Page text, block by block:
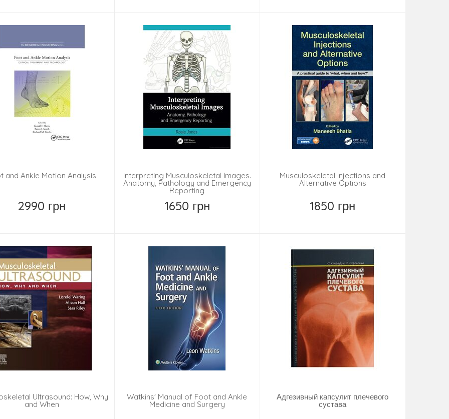
and Ankle Motion Analysis
2990 грн
Interpreting Musculoskeletal Images.
Anatomy, Pathology and Emergency
Reporting
1650 грн
Musculoskeletal Injections and
Alternative Options
1850 грн
Ultrasound: How, Why
and When
Watkins' Manual of Foot and Ankle
Medicine and Surgery
Адгезивный капсулит плечевого
сустава